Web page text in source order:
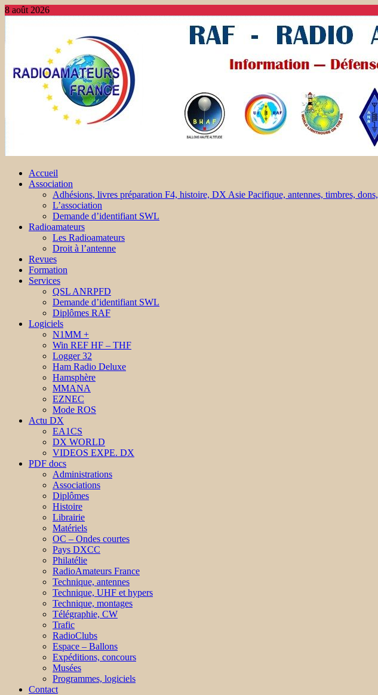
8 août 2026
Accueil
Association
Adhésions, livres préparation F4, histoire, DX Asie Pacifique, antennes, timbres, dons,
L’association
Demande d’identifiant SWL
Radioamateurs
Les Radioamateurs
Droit à l’antenne
Revues
Formation
Services
QSL ANRPFD
Demande d’identifiant SWL
Diplômes RAF
Logiciels
N1MM +
Win REF HF – THF
Logger 32
Ham Radio Deluxe
Hamsphère
MMANA
EZNEC
Mode ROS
Actu DX
EA1CS
DX WORLD
VIDEOS EXPE. DX
PDF docs
Administrations
Associations
Diplômes
Histoire
Librairie
Matériels
OC – Ondes courtes
Pays DXCC
Philatélie
RadioAmateurs France
Technique, antennes
Technique, UHF et hypers
Technique, montages
Télégraphie, CW
Trafic
RadioClubs
Espace – Ballons
Expéditions, concours
Musées
Programmes, logiciels
Contact